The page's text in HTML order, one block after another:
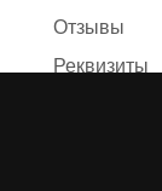
Отзывы
Реквизиты